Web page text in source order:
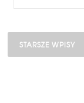
STARSZE WPISY